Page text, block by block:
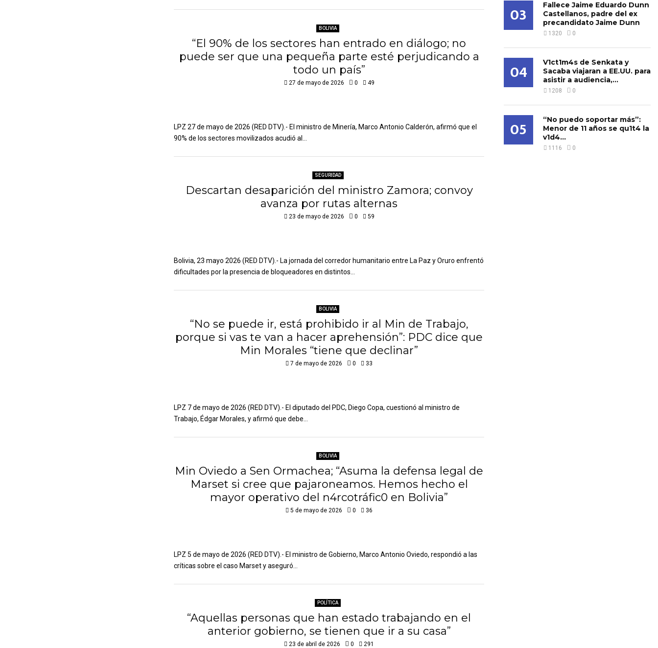
BOLIVIA
“El 90% de los sectores han entrado en diálogo; no
puede ser que una pequeña parte esté perjudicando a
todo un país”
27 de mayo de 2026 0 49
LPZ 27 de mayo de 2026 (RED DTV).- El ministro de Minería, Marco Antonio Calderón, afirmó que el
90% de los sectores movilizados acudió al...
SEGURIDAD
Descartan desaparición del ministro Zamora; convoy
avanza por rutas alternas
23 de mayo de 2026 0 59
Bolivia, 23 mayo 2026 (RED DTV).- La jornada del corredor humanitario entre La Paz y Oruro enfrentó
dificultades por la presencia de bloqueadores en distintos...
BOLIVIA
“No se puede ir, está prohibido ir al Min de Trabajo,
porque si vas te van a hacer aprehensión”: PDC dice que
Min Morales “tiene que declinar”
7 de mayo de 2026 0 33
LPZ 7 de mayo de 2026 (RED DTV).- El diputado del PDC, Diego Copa, cuestionó al ministro de
Trabajo, Édgar Morales, y afirmó que debe...
BOLIVIA
Min Oviedo a Sen Ormachea; “Asuma la defensa legal de
Marset si cree que pajaroneamos. Hemos hecho el
mayor operativo del n4rcotráfic0 en Bolivia”
5 de mayo de 2026 0 36
LPZ 5 de mayo de 2026 (RED DTV).- El ministro de Gobierno, Marco Antonio Oviedo, respondió a las
críticas sobre el caso Marset y aseguró...
POLÍTICA
“Aquellas personas que han estado trabajando en el
anterior gobierno, se tienen que ir a su casa”
23 de abril de 2026 0 291
03
Fallece Jaime Eduardo Dunn
Castellanos, padre del ex
precandidato Jaime Dunn
1320 0
04
V1ct1m4s de Senkata y
Sacaba viajaran a EE.UU. para
asistir a audiencia,...
1208 0
05
“No puedo soportar más”:
Menor de 11 años se qu1t4 la
v1d4...
1116 0